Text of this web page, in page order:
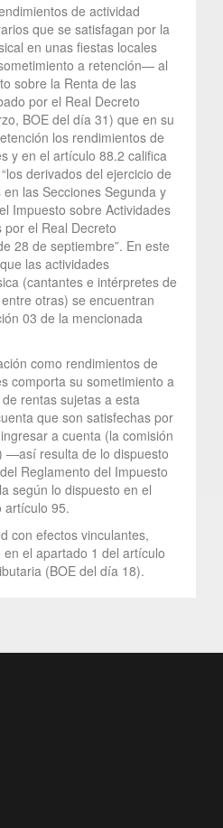
de actividad
que se satisfagan por la
en unas fiestas locales
a retención— al
sobre la Renta de las
por el Real Decreto
BOE del día 31) que en su
los rendimientos de
y en el artículo 88.2 califica
derivados del ejercicio de
las Secciones Segunda y
Impuesto sobre Actividades
el Real Decreto
28 de septiembre”. En este
las actividades
(cantantes e intérpretes de
otras) se encuentran
03 de la mencionada
como rendimientos de
comporta su sometimiento a
rentas sujetas a esta
que son satisfechas por
a cuenta (la comisión
—así resulta de lo dispuesto
Reglamento del Impuesto
según lo dispuesto en el
artículo 95.
con efectos vinculantes,
el apartado 1 del artículo
(BOE del día 18).